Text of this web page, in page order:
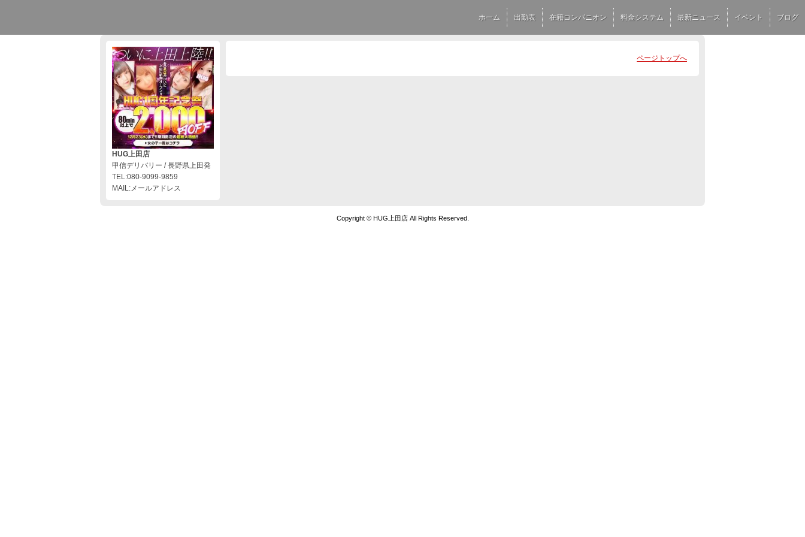
ホーム 出勤表 在籍コンパニオン 料金システム 最新ニュース イベント ブログ
HUG上田店
甲信デリバリー / 長野県上田発
TEL:080-9099-9859
MAIL:メールアドレス
ページトップへ
Copyright © HUG上田店 All Rights Reserved.